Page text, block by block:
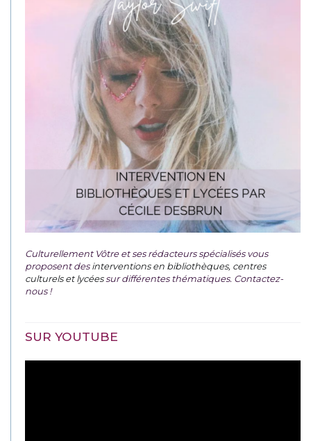
Culturellement Vôtre et ses rédacteurs spécialisés vous
proposent desinterventions en bibliothèques, centres
culturels et lycéessur différentes thématiques. Contactez-
nous !
SUR YOUTUBE